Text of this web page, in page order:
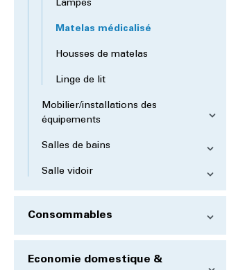
Lampes
Matelas médicalisé
Housses de matelas
Linge de lit
Mobilier/installations des
équipements
Salles de bains
Salle vidoir
Consommables
Economie domestique &